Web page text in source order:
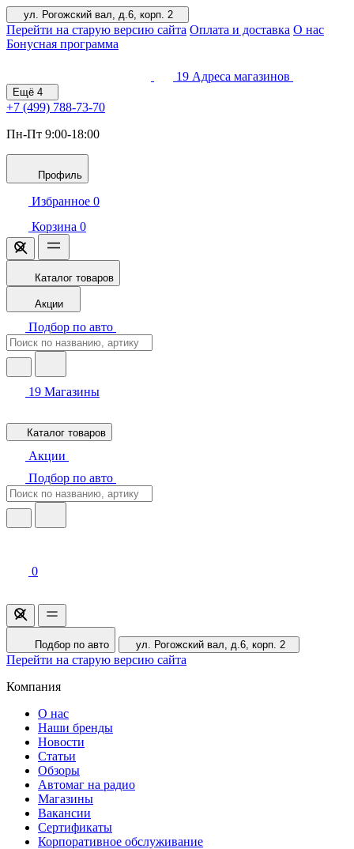
ул. Рогожский вал, д.6, корп. 2
Перейти на старую версию сайта Оплата и доставка О нас
Бонусная программа
19 Адреса магазинов
Ещё 4
+7 (499) 788-73-70
Пн-Пт 9:00-18:00
Профиль
Избранное 0
Корзина 0
Каталог товаров
Акции
Подбор по авто
19 Магазины
Каталог товаров
Акции
Подбор по авто
0
Подбор по авто ул. Рогожский вал, д.6, корп. 2
Перейти на старую версию сайта
Компания
О нас
Наши бренды
Новости
Статьи
Обзоры
Автомаг на радио
Магазины
Вакансии
Сертификаты
Корпоративное обслуживание